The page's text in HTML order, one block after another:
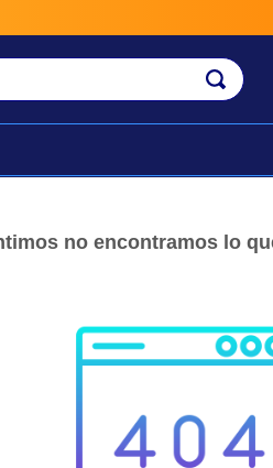
no encontramos lo